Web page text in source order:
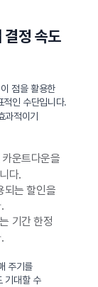
결정 속도
점을 활용한
적인 수단입니다.
적이기
운트다운을
다.
되는 할인을
기간 한정
주기를
기대할 수